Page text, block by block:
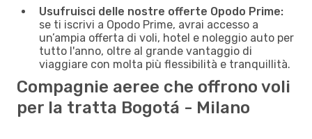
Usufruisci delle nostre offerte Opodo Prime:
se ti iscrivi a Opodo Prime, avrai accesso a
un’ampia offerta di voli, hotel e noleggio auto per
tutto l'anno, oltre al grande vantaggio di
viaggiare con molta più flessibilità e tranquillità.
Compagnie aeree che offrono voli
per la tratta Bogotá - Milano